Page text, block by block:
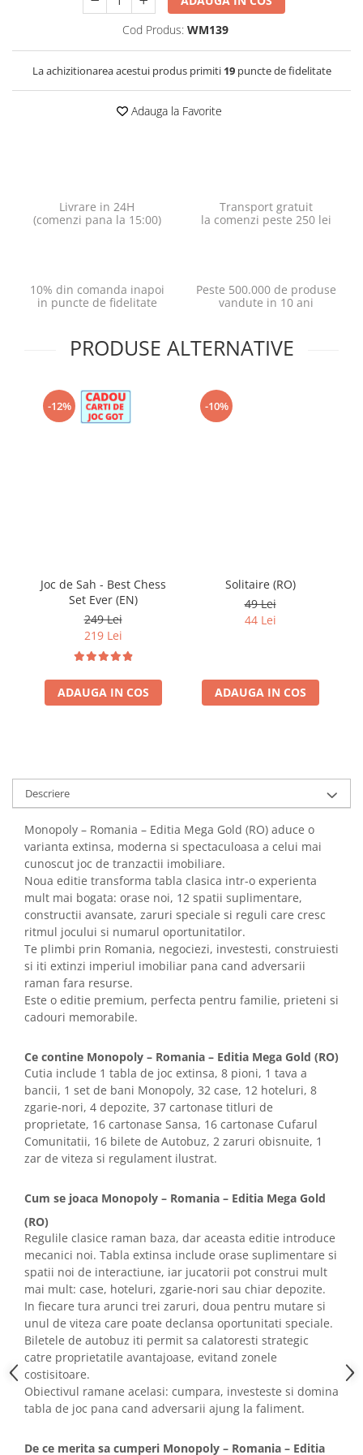
Cod Produs: WM139
La achizitionarea acestui produs primiti 19puncte de fidelitate
Adauga la Favorite
Livrare in 24H
(comenzi pana la 15:00)
Transport gratuit
la comenzi peste 250 lei
10% din comanda inapoi
in puncte de fidelitate
Peste 500.000 de produse
vandute in 10 ani
PRODUSE ALTERNATIVE
-12%
Joc de Sah - Best Chess
Set Ever (EN)
249 Lei
219 Lei
ADAUGA IN COS
-10%
Solitaire (RO)
49 Lei
44 Lei
ADAUGA IN COS
Descriere
Monopoly – Romania – Editia Mega Gold (RO) aduce o
varianta extinsa, moderna si spectaculoasa a celui mai
cunoscut joc de tranzactii imobiliare.
Noua editie transforma tabla clasica intr-o experienta
mult mai bogata: orase noi, 12 spatii suplimentare,
constructii avansate, zaruri speciale si reguli care cresc
ritmul jocului si numarul oportunitatilor.
Te plimbi prin Romania, negociezi, investesti, construiesti
si iti extinzi imperiul imobiliar pana cand adversarii
raman fara resurse.
Este o editie premium, perfecta pentru familie, prieteni si
cadouri memorabile.
Ce contine Monopoly – Romania – Editia Mega Gold (RO)
Cutia include 1 tabla de joc extinsa, 8 pioni, 1 tava a
bancii, 1 set de bani Monopoly, 32 case, 12 hoteluri, 8
zgarie-nori, 4 depozite, 37 cartonase titluri de
proprietate, 16 cartonase Sansa, 16 cartonase Cufarul
Comunitatii, 16 bilete de Autobuz, 2 zaruri obisnuite, 1
zar de viteza si regulament ilustrat.
Cum se joaca Monopoly – Romania – Editia Mega Gold
(RO)
Regulile clasice raman baza, dar aceasta editie introduce
mecanici noi. Tabla extinsa include orase suplimentare si
spatii noi de interactiune, iar jucatorii pot construi mult
mai mult: case, hoteluri, zgarie-nori sau chiar depozite.
In fiecare tura arunci trei zaruri, doua pentru mutare si
unul de viteza care poate declansa oportunitati speciale.
Biletele de autobuz iti permit sa calatoresti strategic
catre proprietatile avantajoase, evitand zonele
costisitoare.
Obiectivul ramane acelasi: cumpara, investeste si domina
tabla de joc pana cand adversarii ajung la faliment.
De ce merita sa cumperi Monopoly – Romania – Editia